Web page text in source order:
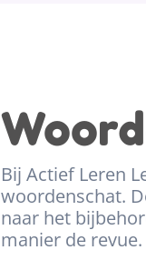
Bij Actief Leren
woordenschat.
naar het
manier de revue.